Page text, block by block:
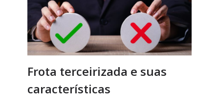
Frota terceirizada e suas
características